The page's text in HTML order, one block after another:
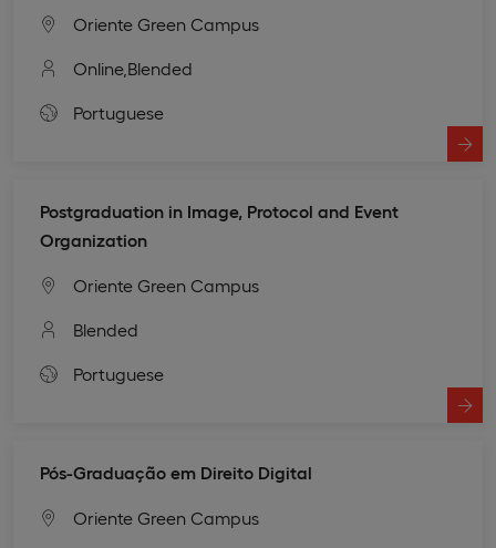
Oriente Green Campus
Online, Blended
Portuguese
Postgraduation in Image, Protocol and Event
Organization
Oriente Green Campus
Blended
Portuguese
Pós-Graduação em Direito Digital
Oriente Green Campus